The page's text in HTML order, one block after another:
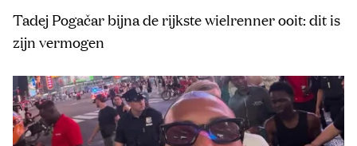
Tadej Pogačar bijna de rijkste wielrenner ooit: dit is
zijn vermogen